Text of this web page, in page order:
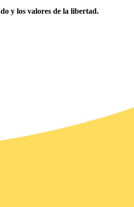
y los valores de la libertad.